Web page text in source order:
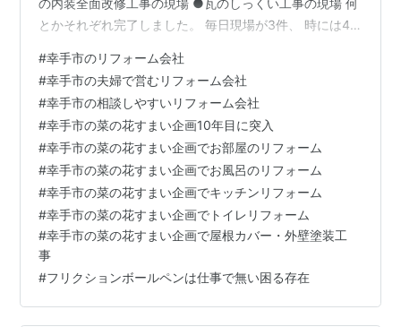
とかそれぞれ完了しました。 毎日現場が3件、 時には4
で手分けしながら対応し 頑張った甲斐がありました。 も
ちろんそれには業者さんたちの 協力があってこそです。
感謝です。 仕事をする上で私たちにとって手帳は必須で
す。 毎年愛用している手帳があり、先日来年の手帳も購
入済。 それと併せて無いと困るのが フリクションペン
ご存じ書いても消…
#幸手市のリフォーム会社
#幸手市の夫婦で営むリフォーム会社
#幸手市の相談しやすいリフォーム会社
#幸手市の菜の花すまい企画10年目に突入
#幸手市の菜の花すまい企画でお部屋のリフォーム
#幸手市の菜の花すまい企画でお風呂のリフォーム
#幸手市の菜の花すまい企画でキッチンリフォーム
#幸手市の菜の花すまい企画でトイレリフォーム
#幸手市の菜の花すまい企画で屋根カバー・外壁塗装工
事
#フリクションボールペンは仕事で無い困る存在